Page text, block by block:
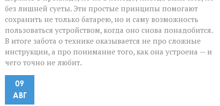
без лишней суеты. Эти простые принципы помогают
сохранить не только батарею, но и саму возможность
пользоваться устройством, когда оно снова понадобится.
В итоге забота о технике оказывается не про сложные
инструкции, а про понимание того, как она устроена — и
чего точно не любит.
09
АВГ